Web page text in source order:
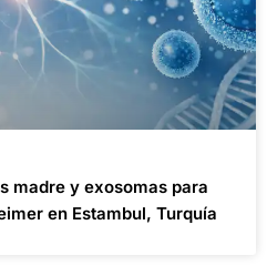
madre y exosomas para
en Estambul, Turquía